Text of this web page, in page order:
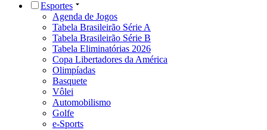
Esportes
Agenda de Jogos
Tabela Brasileirão Série A
Tabela Brasileirão Série B
Tabela Eliminatórias 2026
Copa Libertadores da América
Olimpíadas
Basquete
Vôlei
Automobilismo
Golfe
e-Sports